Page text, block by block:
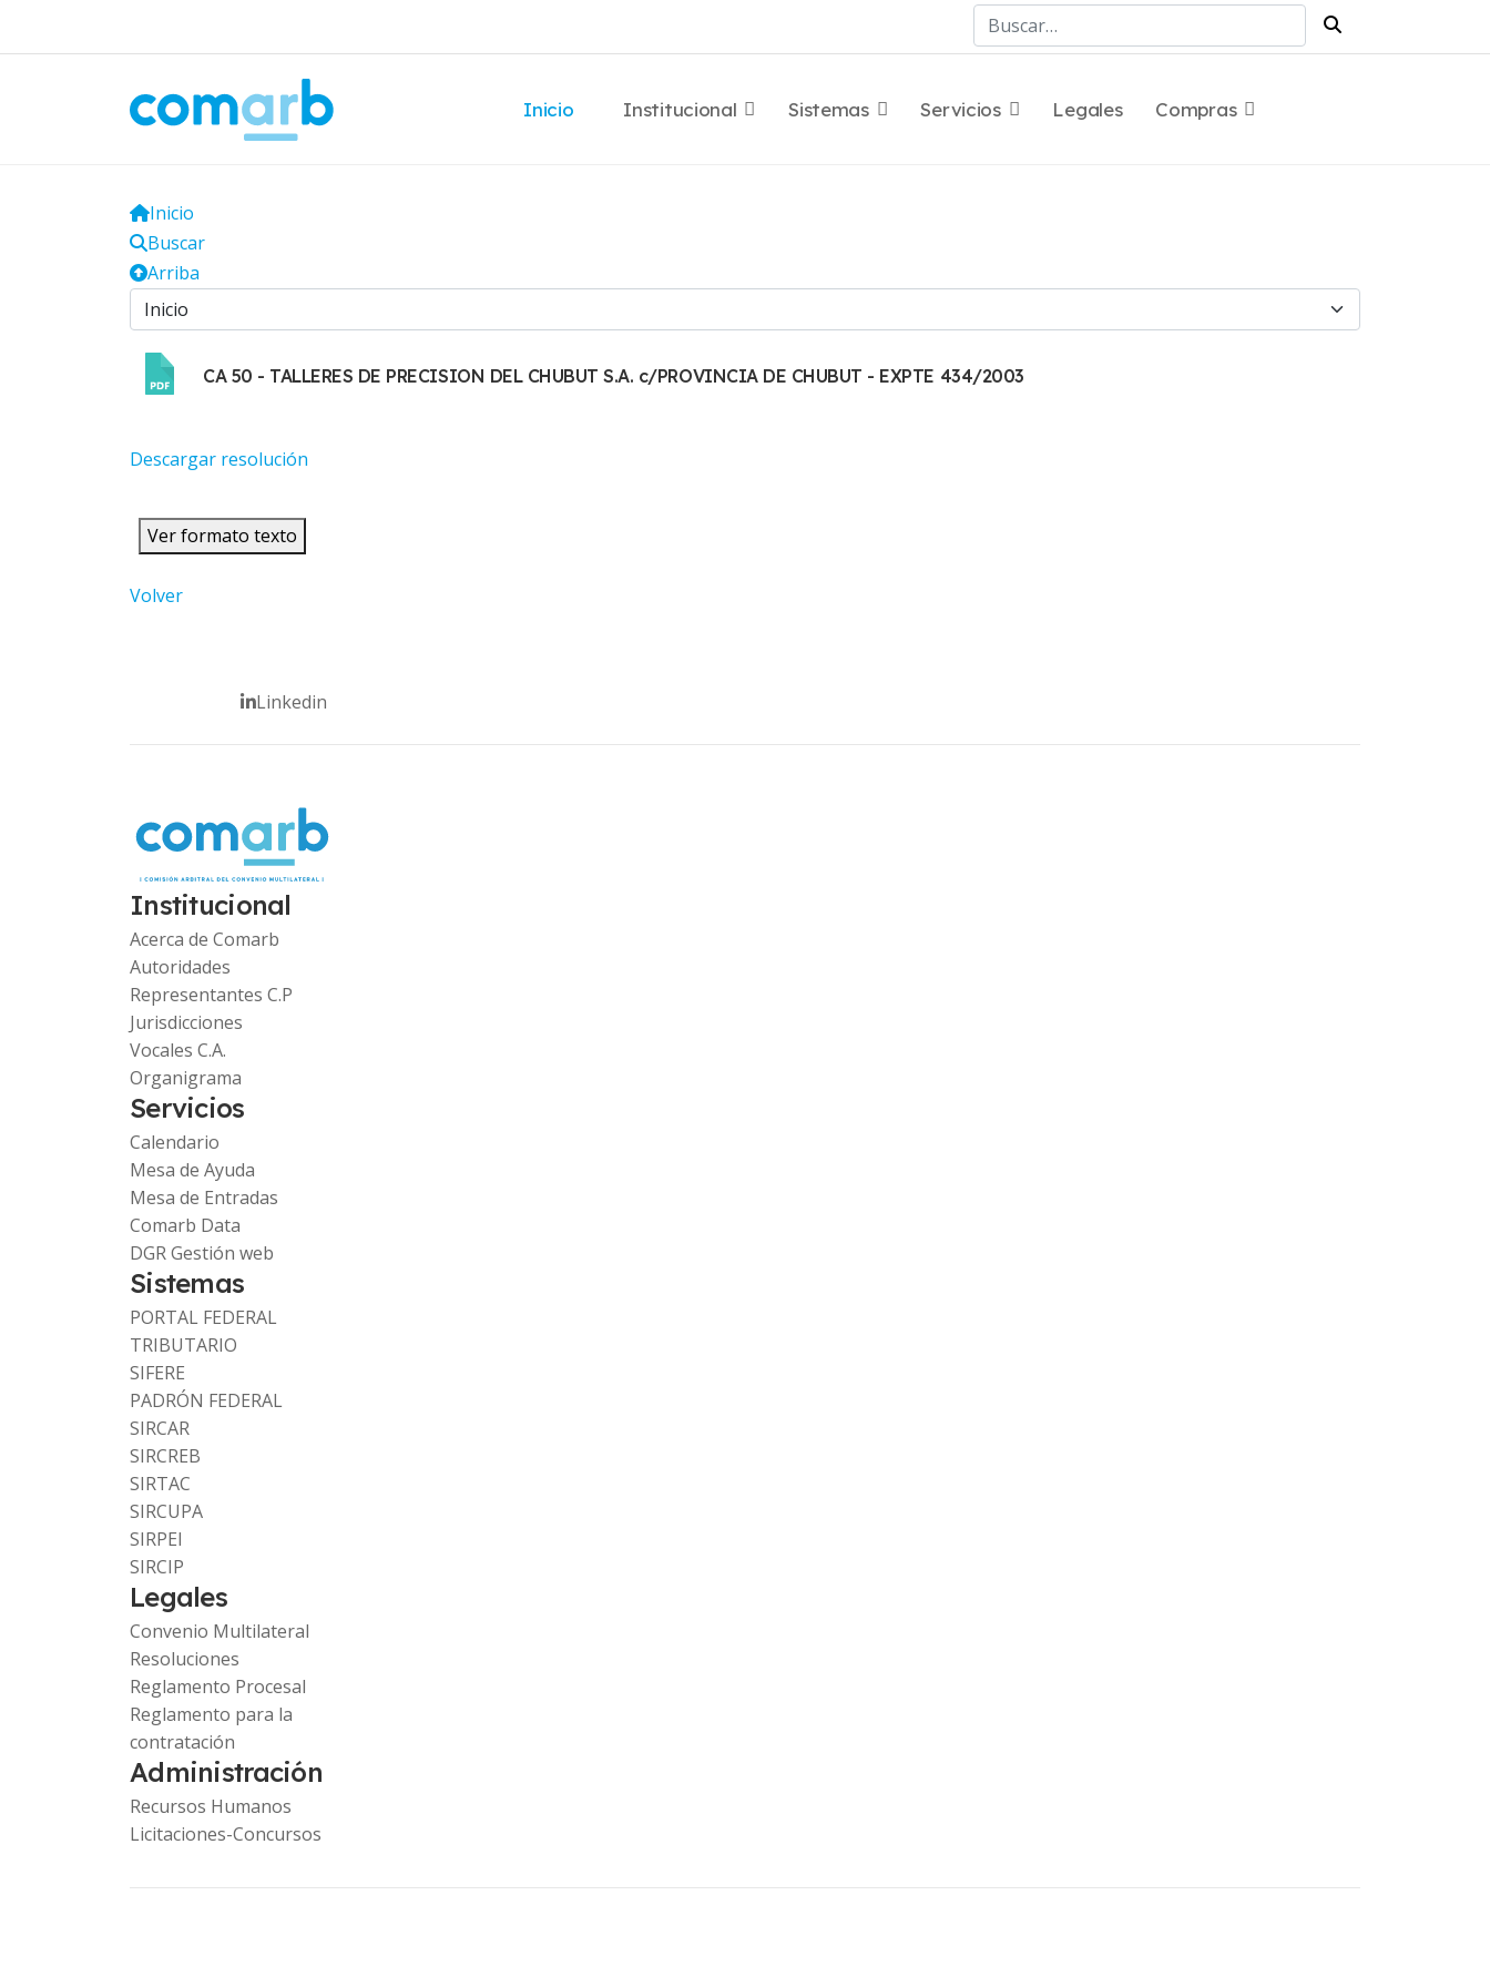
Buscar
Inicio Institucional Sistemas Servicios Legales Compras
Inicio
Buscar
Arriba
CA 50 - TALLERES DE PRECISION DEL CHUBUT S.A. c/PROVINCIA DE CHUBUT - EXPTE 434/2003
Descargar resolución
Ver formato texto
Volver
Linkedin
Institucional
Acerca de Comarb
Autoridades
Representantes C.P
Jurisdicciones
Vocales C.A.
Organigrama
Servicios
Calendario
Mesa de Ayuda
Mesa de Entradas
Comarb Data
DGR Gestión web
Sistemas
PORTAL FEDERAL
TRIBUTARIO
SIFERE
PADRÓN FEDERAL
SIRCAR
SIRCREB
SIRTAC
SIRCUPA
SIRPEI
SIRCIP
Legales
Convenio Multilateral
Resoluciones
Reglamento Procesal
Reglamento para la
contratación
Administración
Recursos Humanos
Licitaciones-Concursos